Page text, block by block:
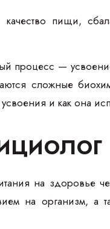
пищи,
процесс —
сложные
и как она
на
на организм, а